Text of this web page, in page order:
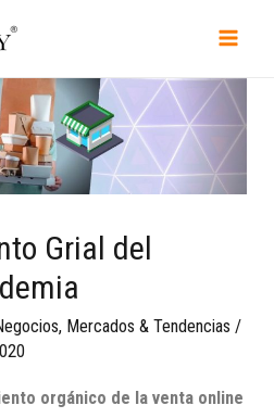
Grial del
, Mercados & Tendencias /
orgánico de la venta online